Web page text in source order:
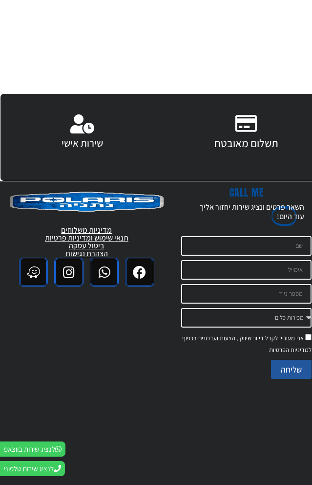
תשלום מאובטח שירות אישי
CALL ME
השאר פרטים ונציג שירות יחזור אליך
עודהיום!
אני מעוניין לקבל דיוור שיווקי, הצעות ועדכונים בכפוף
למדיניות הפרטיות
שליחה
לנציג שירות בווצאפ
לנציג שירות טלפוני
מדיניות משלוחים
תנאי שימוש ומדיניות פרטיות
ביטול עסקה
הצהרת נגישות